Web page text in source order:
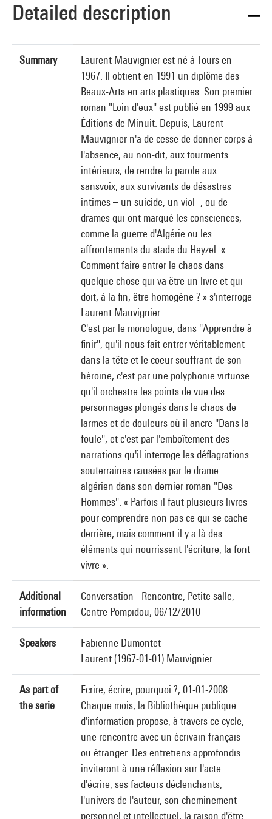
Detailed description
Summary
Laurent Mauvignier est né à Tours en
1967. Il obtient en 1991 un diplôme des
Beaux-Arts en arts plastiques. Son premier
roman "Loin d'eux" est publié en 1999 aux
Éditions de Minuit. Depuis, Laurent
Mauvignier n'a de cesse de donner corps à
l'absence, au non-dit, aux tourments
intérieurs, de rendre la parole aux
sansvoix, aux survivants de désastres
intimes – un suicide, un viol -, ou de
drames qui ont marqué les consciences,
comme la guerre d'Algérie ou les
affrontements du stade du Heyzel. «
Comment faire entrer le chaos dans
quelque chose qui va être un livre et qui
doit, à la fin, être homogène ? » s'interroge
Laurent Mauvignier.
C'est par le monologue, dans "Apprendre à
finir", qu'il nous fait entrer véritablement
dans la tête et le coeur souffrant de son
héroïne, c'est par une polyphonie virtuose
qu'il orchestre les points de vue des
personnages plongés dans le chaos de
larmes et de douleurs où il ancre "Dans la
foule", et c'est par l'emboîtement des
narrations qu'il interroge les déflagrations
souterraines causées par le drame
algérien dans son dernier roman "Des
Hommes". « Parfois il faut plusieurs livres
pour comprendre non pas ce qui se cache
derrière, mais comment il y a là des
éléments qui nourrissent l'écriture, la font
vivre ».
Additional
information
Conversation - Rencontre, Petite salle,
Centre Pompidou, 06/12/2010
Speakers
Fabienne Dumontet
Laurent (1967-01-01) Mauvignier
As part of
the serie
Ecrire, écrire, pourquoi ?, 01-01-2008
Chaque mois, la Bibliothèque publique
d'information propose, à travers ce cycle,
une rencontre avec un écrivain français
ou étranger. Des entretiens approfondis
inviteront à une réflexion sur l'acte
d'écrire, ses facteurs déclenchants,
l'univers de l'auteur, son cheminement
personnel et intellectuel, la raison d'être